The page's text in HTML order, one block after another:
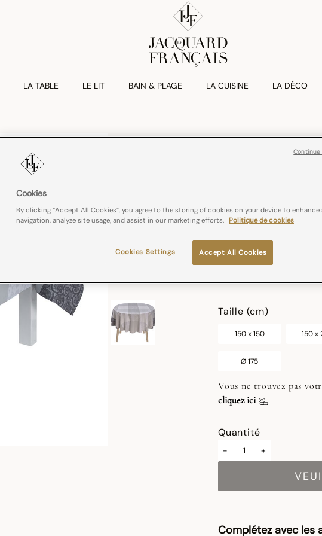
LA TABLE LE LIT BAIN & PLAGE LA CUISINE LA DÉCO
FLEURS DE
Nappe
coton France
Couleurs :Brume
sélectionné
Taille (cm)
150 x 150 150 x
Ø 175
Vous ne trouvez pas
cliquez ici
Quantité
- +
Complétez avec les
Cookies
By clicking “Accept All Cookies”, you agree to the storing of cookies on your device to enhance
navigation, analyze site usage, and assist in our marketing efforts. Politique de cookies
Accept All Cookies
Cookies Settings